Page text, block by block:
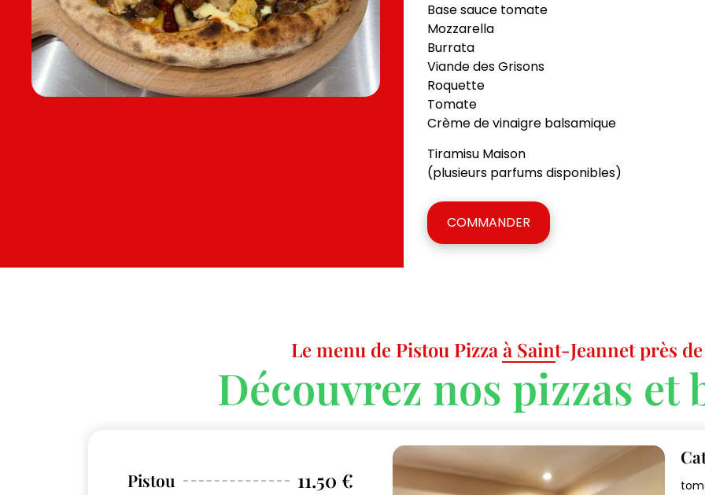
Base sauce tomate
Mozzarella
Burrata
Viande des Grisons
Roquette
Tomate
Crème de vinaigre balsamique
Tiramisu Maison
(plusieurs parfums disponibles)
COMMANDER
Le menu de Pistou Pizza à Saint-Jeannet près
Découvrez nos pizzas et
Pistou 11.50 €